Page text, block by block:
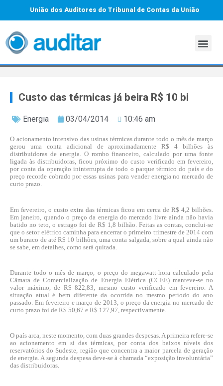
União dos Auditores do Tribunal de Contas da União
Custo das térmicas já beira R$ 10 bi
Energia 03/04/2014 10:46 am
O acionamento intensivo das usinas térmicas durante todo o mês de março
gerou uma conta adicional de aproximadamente R$ 4 bilhões às
distribuidoras de energia. O rombo financeiro, calculado por uma fonte
ligada às distribuidoras, ficou próximo do custo verificado em fevereiro,
por conta da operação ininterrupta de todo o parque térmico do país e do
preço recorde cobrado por essas usinas para vender energia no mercado de
curto prazo.
Em fevereiro, o custo extra das térmicas ficou em cerca de R$ 4,2 bilhões.
Em janeiro, quando o preço da energia do mercado livre ainda não havia
batido no teto, o estrago foi de R$ 1,8 bilhão. Feitas as contas, conclui-se
que o setor elétrico caminha para encerrar o primeiro trimestre de 2014 com
um buraco de até R$ 10 bilhões, uma conta salgada, sobre a qual ainda não
se sabe, em detalhes, como será quitada.
Durante todo o mês de março, o preço do megawatt-hora calculado pela
Câmara de Comercialização de Energia Elétrica (CCEE) manteve-se no
valor máximo, de R$ 822,83, mesmo custo verificado em fevereiro. A
situação atual é bem diferente da ocorrida no mesmo período do ano
passado. Em fevereiro e março de 2013, o preço da energia no mercado de
curto prazo foi de R$ 50,67 e R$ 127,97, respectivamente.
O país arca, neste momento, com duas grandes despesas. A primeira refere-se
ao acionamento em si das térmicas, por conta dos baixos níveis dos
reservatórios do Sudeste, região que concentra a maior parcela de geração
de energia. A segunda despesa deve-se à chamada “exposição involuntária”
das distribuidoras.